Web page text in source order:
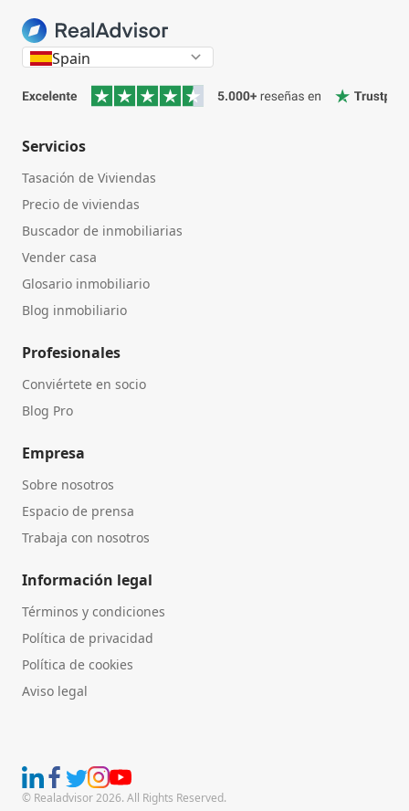
Spain
Servicios
Tasación de Viviendas
Precio de viviendas
Buscador de inmobiliarias
Vender casa
Glosario inmobiliario
Blog inmobiliario
Profesionales
Conviértete en socio
Blog Pro
Empresa
Sobre nosotros
Espacio de prensa
Trabaja con nosotros
Información legal
Términos y condiciones
Política de privacidad
Política de cookies
Aviso legal
© Realadvisor 2026. All Rights Reserved.